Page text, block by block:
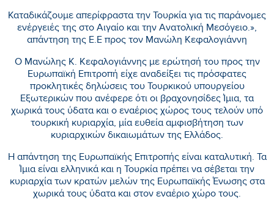
Καταδικάζουμε απερίφραστα την Τουρκία για τις παράνομες
ενέργειές της στο Αιγαίο και την Ανατολική Μεσόγειο.»,
απάντηση της Ε.Ε προς τον Μανώλη Κεφαλογιάννη
Ο Μανώλης Κ. Κεφαλογιάννης με ερώτησή του προς την
Ευρωπαϊκή Επιτροπή είχε αναδείξει τις πρόσφατες
προκλητικές δηλώσεις του Τουρκικού υπουργείου
Εξωτερικών που ανέφερε ότι οι βραχονησίδες Ίμια, τα
χωρικά τους ύδατα και ο εναέριος χώρος τους τελούν υπό
τουρκική κυριαρχία, μία ευθεία αμφισβήτηση των
κυριαρχικών δικαιωμάτων της Ελλάδος.
Η απάντηση της Ευρωπαϊκής Επιτροπής είναι καταλυτική. Τα
Ίμια είναι ελληνικά και η Τουρκία πρέπει να σέβεται την
κυριαρχία των κρατών μελών της Ευρωπαϊκής Ένωσης στα
χωρικά τους ύδατα και στον εναέριο χώρο τους.